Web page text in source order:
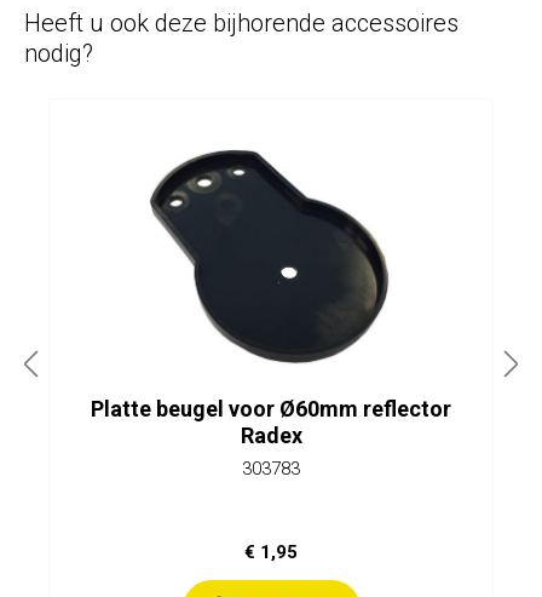
Heeft u ook deze bijhorende accessoires
nodig?
Platte beugel voor Ø60mm reflector
Radex
303783
€ 1,95